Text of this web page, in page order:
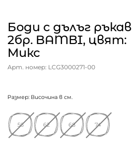
Боди с дълъг ръкав
2бр. BAMBI, цвят:
Микс
Арт. номер: LCG3000271-00
Размер: Височина в см.
56 62 68 74